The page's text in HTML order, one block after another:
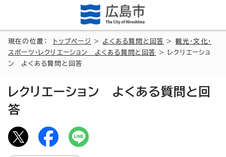
現在の位置： トップページ > よくある質問と回答 > 観光・文化・
スポーツ・レクリエーション よくある質問と回答
> レクリエーショ
ン よくある質問と回答
レクリエーション よくある質問と回
答